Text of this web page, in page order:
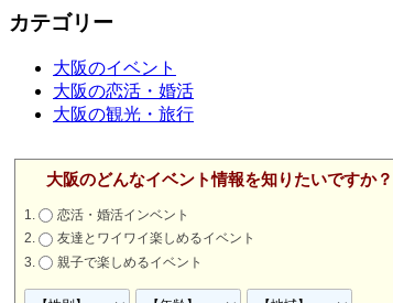
カテゴリー
大阪のイベント
大阪の恋活・婚活
大阪の観光・旅行
大阪のどんなイベント情報を知りたいですか？
恋活・婚活インベント
友達とワイワイ楽しめるイベント
親子で楽しめるイベント